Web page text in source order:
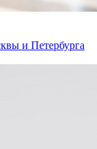
и Петербурга